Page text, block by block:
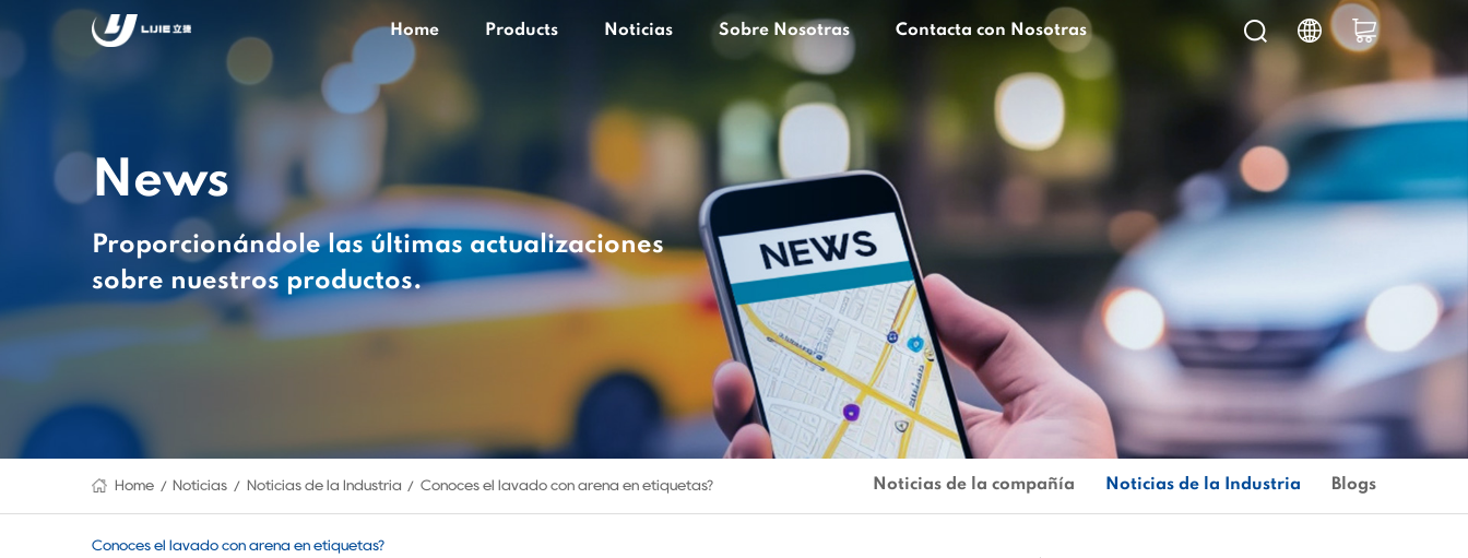
Home Products Noticias Sobre Nosotras Contacta con Nosotras
News
Proporcionándole las últimas actualizaciones
sobre nuestros productos.
Home Noticias Noticias de la Industria Conoces el lavado con arena en etiquetas? Noticias de la compañía Noticias de la Industria Blogs
Conoces el lavado con arena en etiquetas?